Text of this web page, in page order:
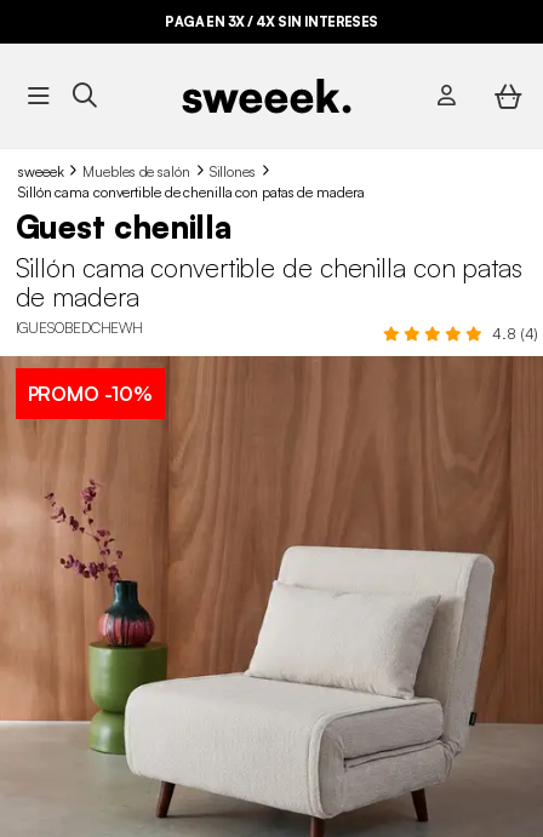
PAGA EN 3X / 4X SIN INTERESES
sweeek Muebles de salón
Sillones
Sillón cama convertible de chenilla con patas de madera
Guest chenilla
Sillón cama convertible de chenilla con patas
de madera
IGUESOBEDCHEWH 4.8 (4)
PROMO -10%